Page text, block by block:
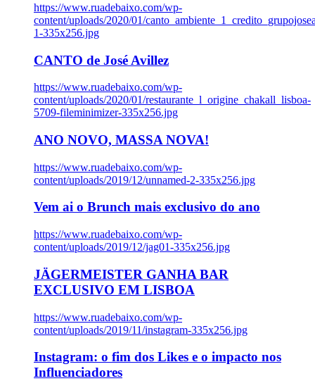
https://www.ruadebaixo.com/wp-
content/uploads/2020/01/
1-335x256.jpg
CANTO de José Avillez
https://www.ruadebaixo.com/wp-
content/uploads/2020/01/restaurante_l_origine_chakall_lisboa-
5709-fileminimizer-335x256.jpg
ANO NOVO, MASSA NOVA!
https://www.ruadebaixo.com/wp-
content/uploads/2019/12/unnamed-2-335x256.jpg
Vem ai o Brunch mais exclusivo do ano
https://www.ruadebaixo.com/wp-
content/uploads/2019/12/jag01-335x256.jpg
JÄGERMEISTER GANHA BAR
EXCLUSIVO EM LISBOA
https://www.ruadebaixo.com/wp-
content/uploads/2019/11/instagram-335x256.jpg
Instagram: o fim dos Likes e o impacto nos
Influenciadores